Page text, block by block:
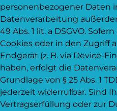
personenbezogener Daten
Datenverarbeitung
49 Abs. 1 lit. a DSGVO.
Cookies oder in den Zugriff
Endgerät (z. B. via Device-
haben, erfolgt die
Grundlage von § 25 Abs. 1
jederzeit widerrufbar. Sind
Vertragserfüllung oder zur